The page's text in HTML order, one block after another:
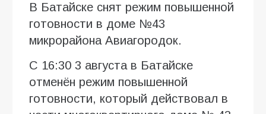
В Батайске снят режим повышенной
готовности в доме №43
микрорайона Авиагородок.
С 16:30 3 августа в Батайске
отменён режим повышенной
готовности, который действовал в